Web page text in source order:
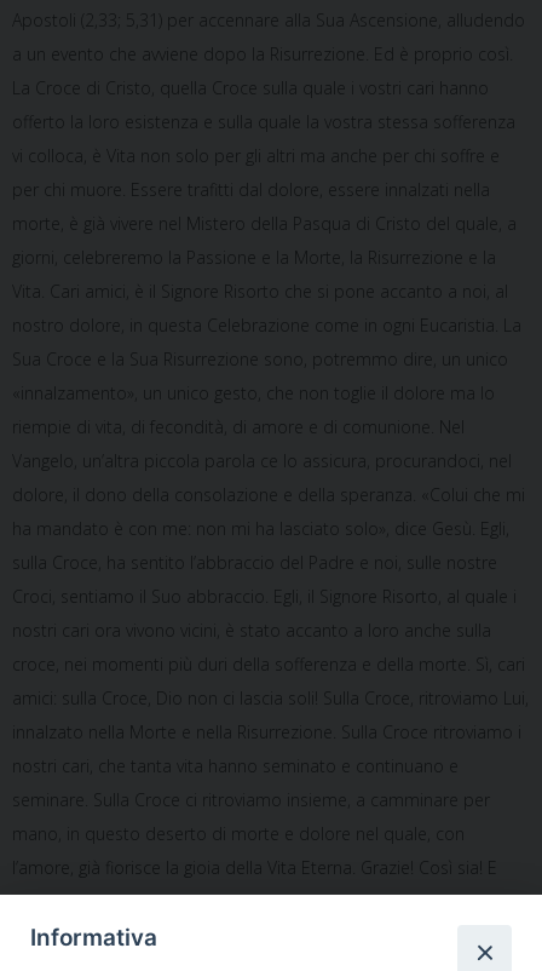
Apostoli (2,33; 5,31) per accennare alla Sua Ascensione, alludendo
a un evento che avviene dopo la Risurrezione. Ed è proprio così.
La Croce di Cristo, quella Croce sulla quale i vostri cari hanno
offerto la loro esistenza e sulla quale la vostra stessa sofferenza
vi colloca, è Vita non solo per gli altri ma anche per chi soffre e
per chi muore. Essere trafitti dal dolore, essere innalzati nella
morte, è già vivere nel Mistero della Pasqua di Cristo del quale, a
giorni, celebreremo la Passione e la Morte, la Risurrezione e la
Vita. Cari amici, è il Signore Risorto che si pone accanto a noi, al
nostro dolore, in questa Celebrazione come in ogni Eucaristia. La
Sua Croce e la Sua Risurrezione sono, potremmo dire, un unico
«innalzamento», un unico gesto, che non toglie il dolore ma lo
riempie di vita, di fecondità, di amore e di comunione. Nel
Vangelo, un’altra piccola parola ce lo assicura, procurandoci, nel
dolore, il dono della consolazione e della speranza. «Colui che mi
ha mandato è con me: non mi ha lasciato solo», dice Gesù. Egli,
sulla Croce, ha sentito l’abbraccio del Padre e noi, sulle nostre
Croci, sentiamo il Suo abbraccio. Egli, il Signore Risorto, al quale i
nostri cari ora vivono vicini, è stato accanto a loro anche sulla
croce, nei momenti più duri della sofferenza e della morte. Sì, cari
amici: sulla Croce, Dio non ci lascia soli! Sulla Croce, ritroviamo Lui,
innalzato nella Morte e nella Risurrezione. Sulla Croce ritroviamo i
nostri cari, che tanta vita hanno seminato e continuano e
seminare. Sulla Croce ci ritroviamo insieme, a camminare per
mano, in questo deserto di morte e dolore nel quale, con
l’amore, già fiorisce la gioia della Vita Eterna. Grazie! Così sia! E
buona Pasqua!XSanto Marcianò
Informativa